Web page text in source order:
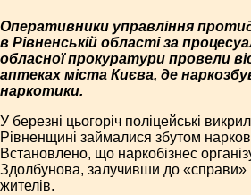
Оперативники управління
в Рівненській області за
обласної прокуратури провели
аптеках міста Києва, де
наркотики.
У березні цьогоріч поліцейські
Рівненщині займалися збутом
Встановлено, що наркобізнес
Здолбунова, залучивши до «справи»
жителів.